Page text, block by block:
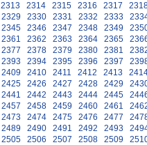
2313 2314 2315 2316 2317
2329 2330 2331 2332 2333
2345 2346 2347 2348 2349
2361 2362 2363 2364 2365
2377 2378 2379 2380 2381
2393 2394 2395 2396 2397
2409 2410 2411 2412 2413
2425 2426 2427 2428 2429
2441 2442 2443 2444 2445
2457 2458 2459 2460 2461
2473 2474 2475 2476 2477
2489 2490 2491 2492 2493
2505 2506 2507 2508 2509